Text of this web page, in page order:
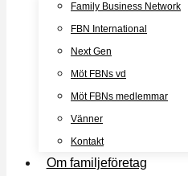
Family Business Network
FBN International
Next Gen
Möt FBNs vd
Möt FBNs medlemmar
Vänner
Kontakt
Om familjeföretag